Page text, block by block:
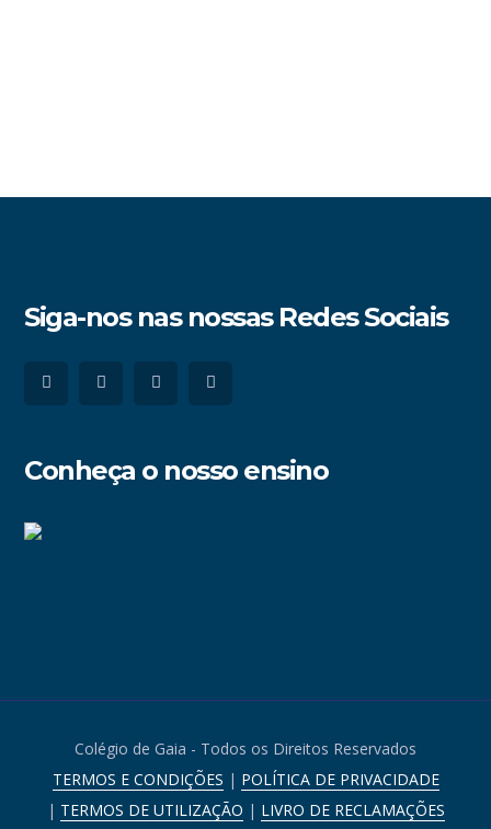
Siga-nos nas nossas Redes Sociais
Conheça o nosso ensino
Colégio de Gaia - Todos os Direitos Reservados
TERMOS E CONDIÇÕES | POLÍTICA DE PRIVACIDADE
| TERMOS DE UTILIZAÇÃO | LIVRO DE RECLAMAÇÕES